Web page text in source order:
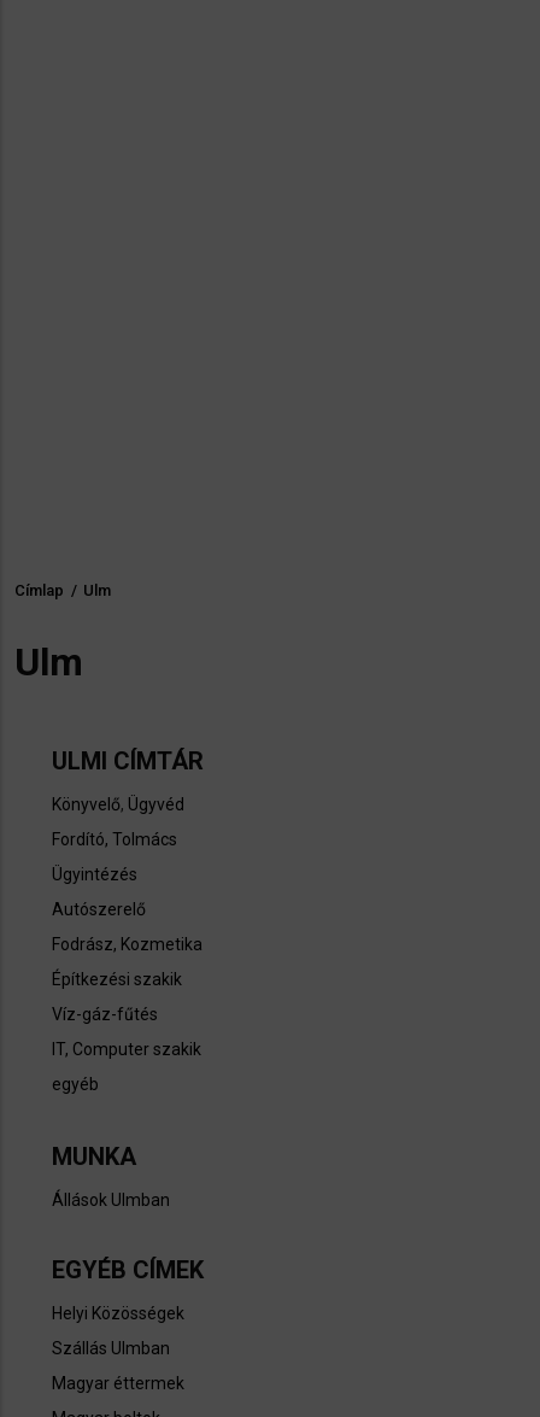
Morzsa
Címlap / Ulm
Ulm
ULMI CÍMTÁR
Könyvelő, Ügyvéd
Fordító, Tolmács
Ügyintézés
Autószerelő
Fodrász, Kozmetika
Építkezési szakik
Víz-gáz-fűtés
IT, Computer szakik
egyéb
MUNKA
Állások Ulmban
EGYÉB CÍMEK
Helyi Közösségek
Szállás Ulmban
Magyar éttermek